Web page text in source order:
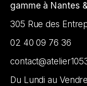
gamme à Nantes
305 Rue des
02 40 09 76 36
Du Lundi au